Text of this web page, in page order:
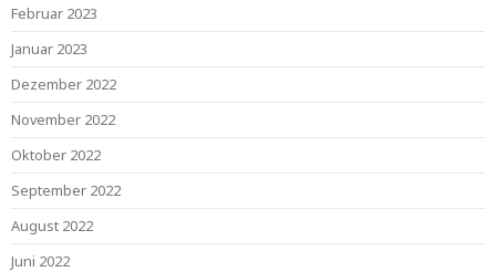
Februar 2023
Januar 2023
Dezember 2022
November 2022
Oktober 2022
September 2022
August 2022
Juni 2022